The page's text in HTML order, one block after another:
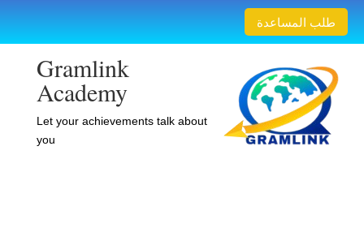
طلب المساعدة
Gramlink
Academy
Let your achievements talk about
you